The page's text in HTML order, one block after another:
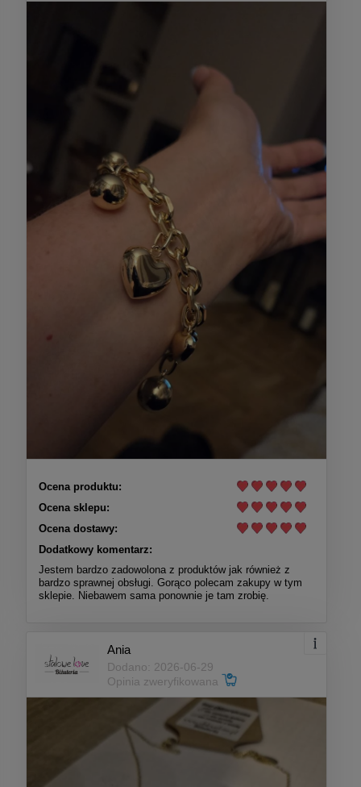
Ocena produktu:
Ocena sklepu:
Ocena dostawy:
Dodatkowy komentarz:
Jestem bardzo zadowolona z produktów jak również z
bardzo sprawnej obsługi. Gorąco polecam zakupy w tym
sklepie. Niebawem sama ponownie je tam zrobię.
Ania
Dodano: 2026-06-29
Opinia zweryfikowana